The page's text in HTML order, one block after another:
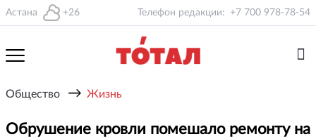
Астана +26 Телефон редакции: +7 700 978-78-54
Общество → Жизнь
Обрушение кровли помешало ремонту на